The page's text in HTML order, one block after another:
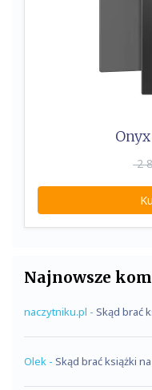
2
Najnowsze
naczytniku.pl - Skąd brać
Olek - Skąd brać książki